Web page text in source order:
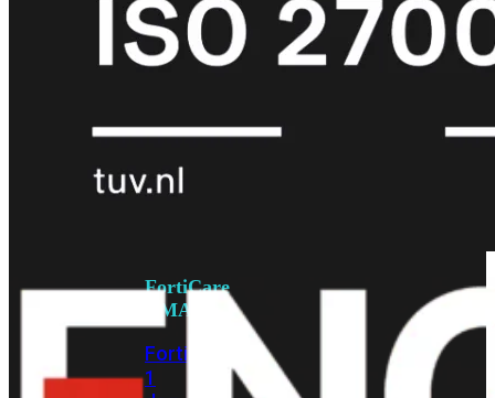
bekijken
FortiCare
FortiCare
Premium
Elite
FortiCare
RMA
FortiCare
1